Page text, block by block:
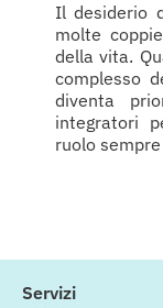
Il desiderio
molte
della vita.
complesso
diventa
integratori
ruolo
Servizi